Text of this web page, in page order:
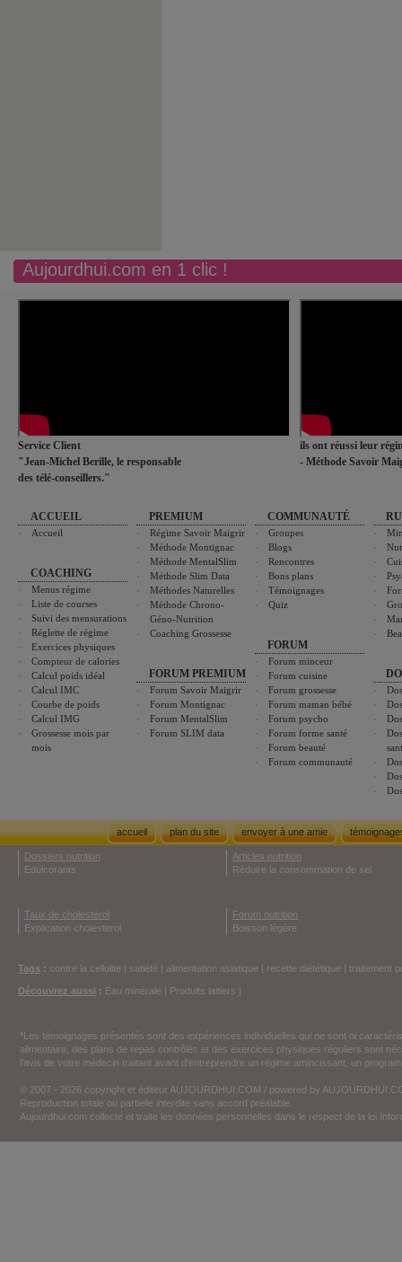
Aujourdhui.com en 1 clic !
Service Client
"Jean-Michel Berille, le responsable
des télé-conseillers."
ils ont réussi leur
- Méthode Savoir
ACCUEIL
Accueil
COACHING
Menus régime
Liste de courses
Suivi des mensurations
Réglette de régime
Exercices physiques
Compteur de calories
Calcul poids idéal
Calcul IMC
Courbe de poids
Calcul IMG
Grossesse mois par
mois
PREMIUM
Régime Savoir Maigrir
Méthode Montignac
Méthode MentalSlim
Méthode Slim Data
Méthodes Naturelles
Méthode Chrono-
Géno-Nutrition
Coaching Grossesse
FORUM PREMIUM
Forum Savoir Maigrir
Forum Montignac
Forum MentalSlim
Forum SLIM data
COMMUNAUTÉ
Groupes
Blogs
Rencontres
Bons plans
Témoignages
Quiz
FORUM
Forum minceur
Forum cuisine
Forum grossesse
Forum maman bébé
Forum psycho
Forum forme santé
Forum beauté
Forum communauté
accueil plan du site envoyer à une amie
Dossiers nutrition
Edulcorants
Articles nutrition
Réduire la consommation de sel
Taux de cholestérol
Explication cholesterol
Forum nutrition
Boisson légère
Tags : contre la cellulite | satiété | alimentation asiatique | recette diététique | traitement
Découvrez aussi : Eau minérale | Produits laitiers |
*Les témoignages présentés sont des expériences individuelles qui ne sont ni
alimentaire, des plans de repas contrôlés et des exercices physiques réguliers sont
l'avis de votre médecin traitant avant d'entreprendre un régime amincissant, un
© 2007 - 2026 copyright et éditeur AUJOURDHUI.COM / powered by
Reproduction totale ou partielle interdite sans accord préalable.
Aujourdhui.com collecte et traite les données personnelles dans le respect de la loi